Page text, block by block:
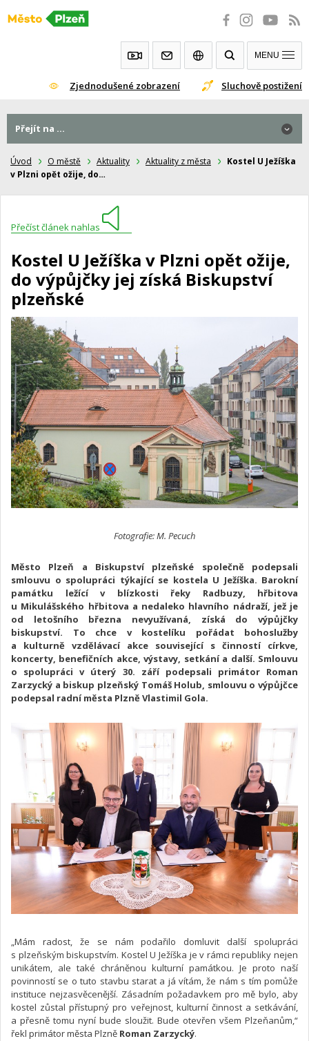
Přeskočit
Zjednodušené zobrazení Sluchově postižení
MENU
Úvod O městě Aktuality Aktuality z města
Kostel U Ježíška
v Plzni opět ožije, do…
Přečíst článek nahlas
Kostel U Ježíška v Plzni opět ožije,
do výpůjčky jej získá Biskupství
plzeňské
Fotografie: M. Pecuch
Město Plzeň a Biskupství plzeňské společně podepsali
smlouvu o spolupráci týkající se kostela U Ježíška. Barokní
památku ležící v blízkosti řeky Radbuzy, hřbitova
u Mikulášského hřbitova a nedaleko hlavního nádraží, jež je
od letošního března nevyužívaná, získá do výpůjčky
biskupství. To chce v kostelíku pořádat bohoslužby
a kulturně vzdělávací akce související s činností církve,
koncerty, benefičních akce, výstavy, setkání a další. Smlouvu
o spolupráci v úterý 30. září podepsali primátor Roman
Zarzycký a biskup plzeňský Tomáš Holub, smlouvu o výpůjčce
podepsal radní města Plzně Vlastimil Gola.
„Mám radost, že se nám podařilo domluvit další spolupráci
s plzeňským biskupstvím. Kostel U Ježíška je v rámci republiky nejen
unikátem, ale také chráněnou kulturní památkou. Je proto naší
povinností se o tuto stavbu starat a já vítám, že nám s tím pomůže
instituce nejzasvěcenější. Zásadním požadavkem pro mě bylo, aby
kostel zůstal přístupný pro veřejnost, kulturní činnost a setkávání,
a přesně tomu nyní bude sloužit. Bude otevřen všem Plzeňanům,“
řekl primátor města Plzně Roman Zarzycký.
Přejít na ...